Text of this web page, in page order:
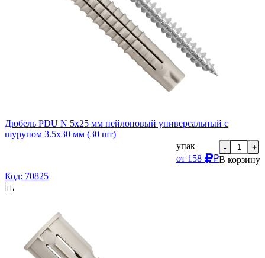
Дюбель PDU N 5х25 мм нейлоновый универсальный с
шурупом 3.5х30 мм (30 шт)
упак
от 158 ₽
- +
В корзину
Код: 70825